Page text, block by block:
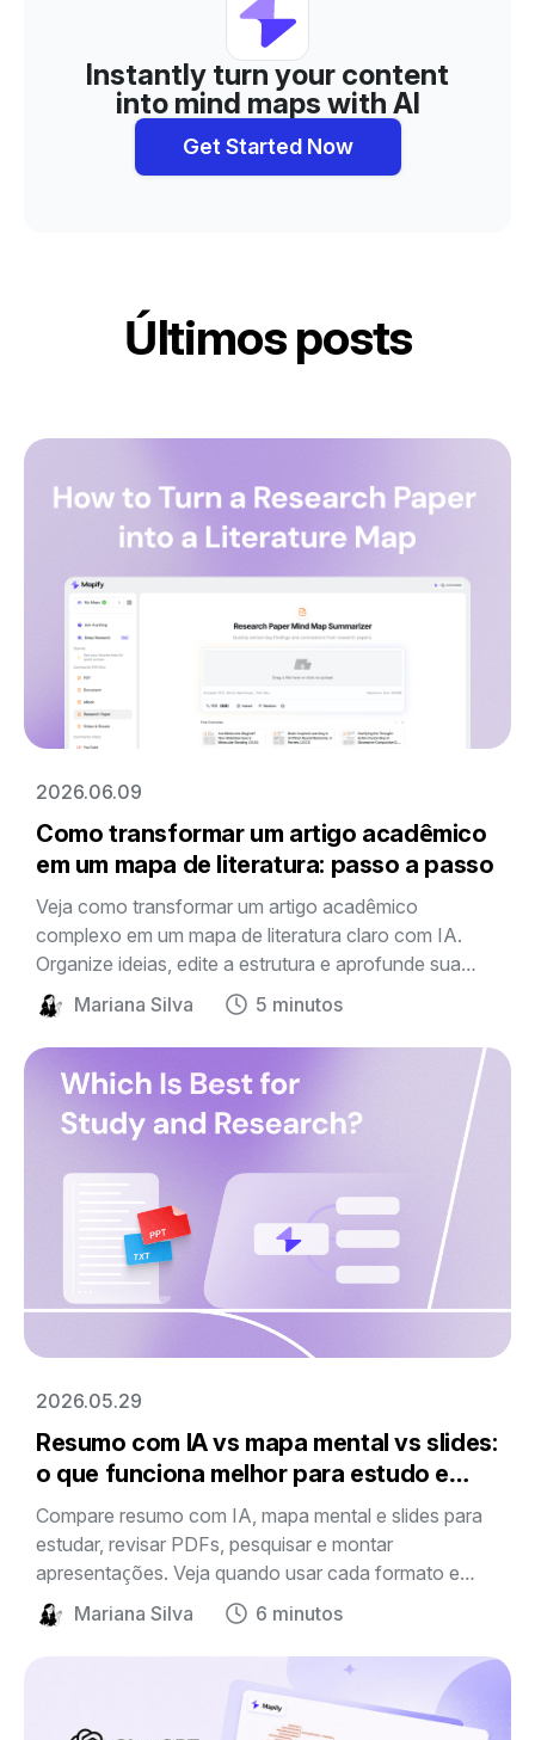
Instantly turn your content
into mind maps with AI
Get Started Now
Últimos posts
Mariana Silva 5 minutos
2026.06.09
Como transformar um artigo acadêmico
em um mapa de literatura: passo a passo
Veja como transformar um artigo acadêmico
complexo em um mapa de literatura claro com IA.
Organize ideias, edite a estrutura e aprofunde sua
pesquisa com o Mapify.
Mariana Silva 6 minutos
2026.05.29
Resumo com IA vs mapa mental vs slides:
o que funciona melhor para estudo e
pesquisa
Compare resumo com IA, mapa mental e slides para
estudar, revisar PDFs, pesquisar e montar
apresentações. Veja quando usar cada formato e
como o Mapify organiza material complexo em um
mapa visual editável.